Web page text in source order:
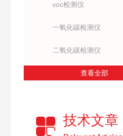
voc检测仪
一氧化碳检测仪
二氧化碳检测仪
查看全部
技术文章